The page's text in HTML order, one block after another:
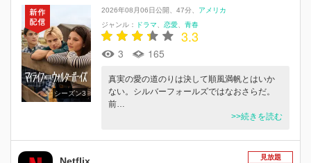
シーズン3
2026年08月06日公開 47分
アメリカ
ジャンル：
ドラマ 恋愛 青春
3.3
3 165
真実の愛の道のりは決して順風満帆とはいか
ない。シルバーフォールズではなおさらだ。
前…
>>続きを読む
Netflix 見放題